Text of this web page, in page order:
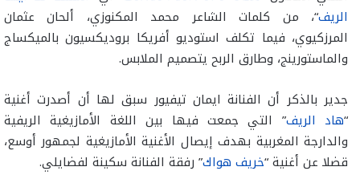
الريف“، من كلمات الشاعر محمد المكنوزي، ألحان عثمان
المرزكيوي، فيما تكلف استوديو أفريكا بروديكسيون بالميكساج
والماستورينج، وطارق الربح يتصميم الملابس.
جدير بالذكر أن الفنانة ايمان تيفيور سبق لها أن أصدرت أغنية
“هاد الريف” التي جمعت فيها بين اللغة الأمازيغية الريفية
والدارجة المغربية بهدف إيصال الأغنية الأمازيغية لجمهور أوسع،
قضلا عن أغنية “خريف هواك” رفقة الفنانة سكينة لفضايلي.